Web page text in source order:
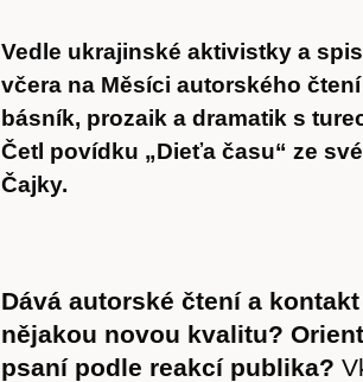
Vedle ukrajinské aktivistky a
včera na Měsíci autorského
básník, prozaik a dramatik s
Četl povídku „Dieťa času“ ze
Čajky.
Dává autorské čtení a
nějakou novou kvalitu?
psaní podle reakcí publika?